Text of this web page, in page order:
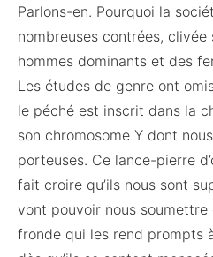
Parlons-en. Pourquoi la
nombreuses contrées,
hommes dominants et des
Les études de genre ont
le péché est inscrit dans la
son chromosome Y dont
porteuses. Ce lance-pierre
fait croire qu’ils nous sont
vont pouvoir nous
fronde qui les rend prompts